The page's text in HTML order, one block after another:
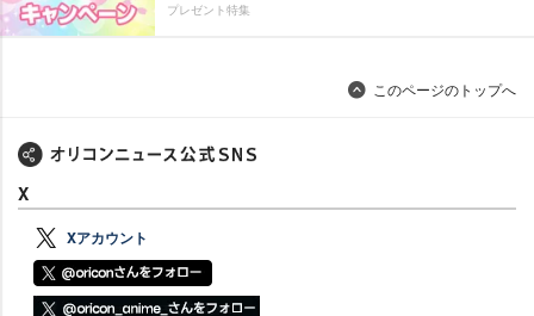
プレゼント特集
このページのトップへ
X
Xアカウント